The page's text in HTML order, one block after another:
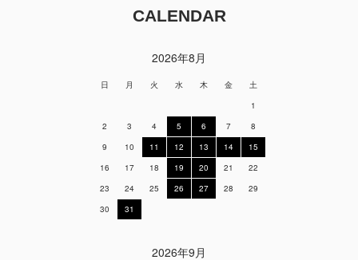
CALENDAR
2026年8月
日 月 火 水 木 金
土
1
2
3 4 5 6 7
8
9
10 11 12 13 14
15
16
17 18 19 20 21
22
23
24 25 26 27 28
29
30
31
2026年9月